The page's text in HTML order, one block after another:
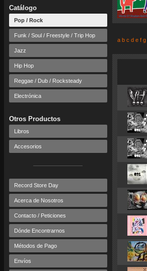
Catálogo
Pop / Rock
Funk / Soul / Freestyle / Trip Hop
Jazz
Hip Hop
Reggae / Dub / Rocksteady
Electrónica
Otros Productos
Libros
Accesorios
Record Store Day
Acerca de Nosotros
Contacto / Peticiones
Dónde Encontrarnos
Métodos de Pago
Envíos
a b c d e f g